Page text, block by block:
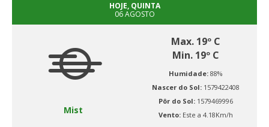
HOJE, QUINTA
06 AGOSTO
Mist
Max. 19º C
Min. 19º C
Humidade: 88%
Nascer do Sol: 1579422408
Pôr do Sol: 1579469996
Vento: Este a 4.18Km/h